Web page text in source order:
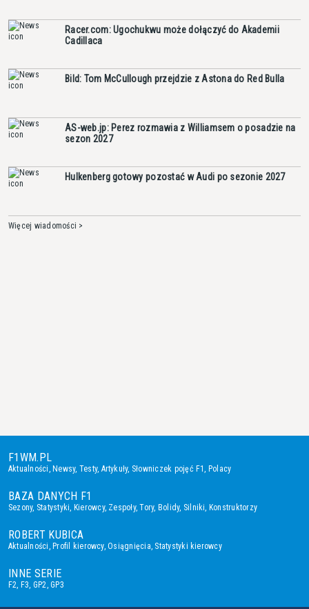
Racer.com: Ugochukwu może dołączyć do Akademii
Cadillaca
Bild: Tom McCullough przejdzie z Astona do Red Bulla
AS-web.jp: Perez rozmawia z Williamsem o posadzie na
sezon 2027
Hulkenberg gotowy pozostać w Audi po sezonie 2027
Więcej wiadomości >
F1WM.PL
Aktualności, Newsy, Testy, Artykuły, Słowniczek pojęć F1, Polacy
BAZA DANYCH F1
Sezony, Statystyki, Kierowcy, Zespoły,Tory, Bolidy, Silniki, Konstruktorzy
ROBERT KUBICA
Aktualności, Profil kierowcy,Osiągnięcia, Statystyki kierowcy
INNE SERIE
F2, F3, GP2,GP3